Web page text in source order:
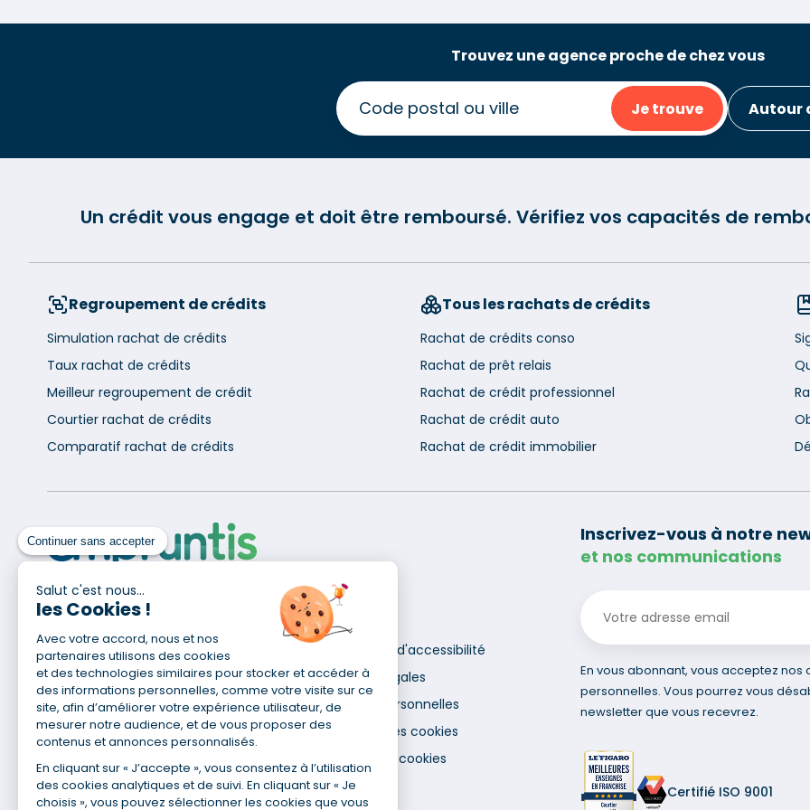
Continuer sans accepter
Salut c'est nous...
les Cookies !
Avec votre accord, nous et nos
partenaires utilisons des cookies
et des technologies similaires pour stocker et accéder à
des informations personnelles, comme votre visite sur ce
site, afin d’améliorer votre expérience utilisateur, de
mesurer notre audience, et de vous proposer des
contenus et annonces personnalisés.
En cliquant sur « J’accepte », vous consentez à l’utilisation
des cookies analytiques et de suivi. En cliquant sur « Je
choisis », vous pouvez sélectionner les cookies que vous
Trouvez une agence proche de chez vous
Je trouve Autour
Un crédit vous engage et doit être remboursé. Vérifiez vos capacités de
Regroupement de crédits
Simulation rachat de crédits
Taux rachat de crédits
Meilleur regroupement de crédit
Courtier rachat de crédits
Comparatif rachat de crédits
Tous les rachats de crédits
Rachat de crédits conso
Rachat de prêt relais
Rachat de crédit professionnel
Rachat de crédit auto
Rachat de crédit immobilier
Pour en savoir plus
Qui sommes-nous ?
Site du Groupe
Nos agences
Nous contacter
Recrutement
Déclaration d'accessibilité
Mentions légales
Données personnelles
Utilisation des cookies
Gestion des cookies
Inscrivez-vous à notre
et nos communications
En vous abonnant, vous acceptez
personnelles. Vous pourrez vous
newsletter que vous recevrez.
Certifié ISO 9001